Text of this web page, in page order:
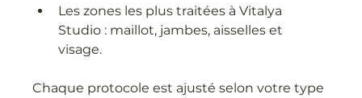
Les zones les plus traitées à Vitalya
Studio : maillot, jambes, aisselles et
visage.
Chaque protocole est ajusté selon votre type